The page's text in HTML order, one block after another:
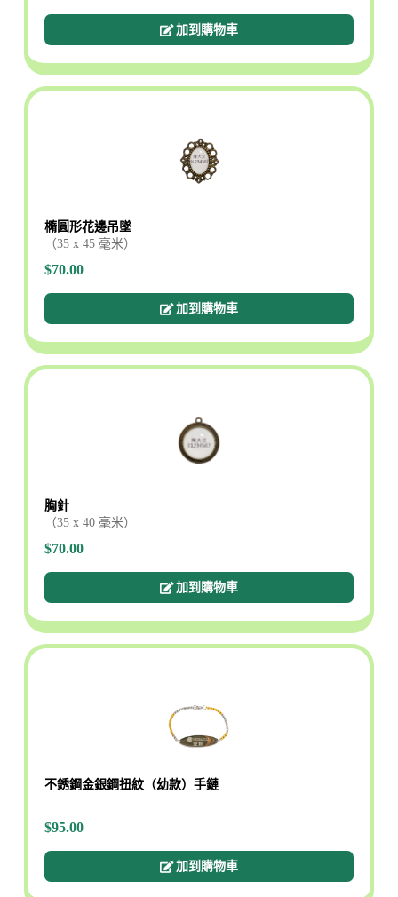
加到購物車
橢圓形花邊吊墜
（35 x 45 毫米）
$70.00
加到購物車
胸針
（35 x 40 毫米）
$70.00
加到購物車
不銹鋼金銀鋼扭紋（幼款）手鏈
$95.00
加到購物車